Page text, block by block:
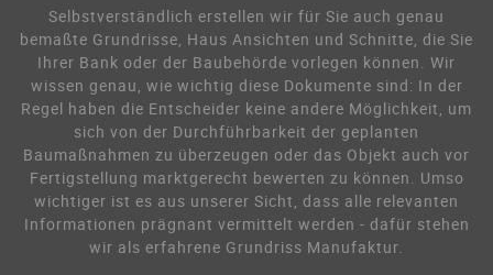
Selbstverständlich erstellen wir für Sie auch genau
bemaßte Grundrisse, Haus Ansichten und Schnitte, die Sie
Ihrer Bank oder der Baubehörde vorlegen können. Wir
wissen genau, wie wichtig diese Dokumente sind: In der
Regel haben die Entscheider keine andere Möglichkeit, um
sich von der Durchführbarkeit der geplanten
Baumaßnahmen zu überzeugen oder das Objekt auch vor
Fertigstellung marktgerecht bewerten zu können. Umso
wichtiger ist es aus unserer Sicht, dass alle relevanten
Informationen prägnant vermittelt werden - dafür stehen
wir als erfahrene Grundriss Manufaktur.